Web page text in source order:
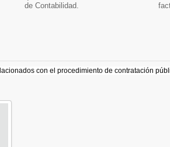
de Contabilidad.
con el procedimiento de contratación